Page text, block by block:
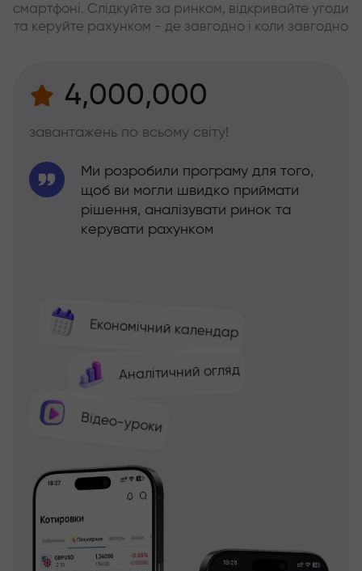
смартфоні. Слідкуйте за ринком, відкривайте угоди
та керуйте рахунком - де завгодно і коли завгодно
4,000,000
завантажень по всьому світу!
Економічний календар
Аналітичний огляд
Відео-уроки
Ми розробили програму для того,
щоб ви могли швидко приймати
рішення, аналізувати ринок та
керувати рахунком